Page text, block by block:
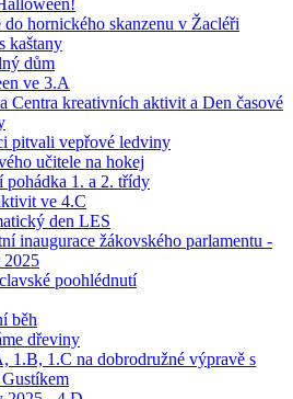
do hornického skanzenu v Žacléři
kaštany
dům
ve 3.A
Centra kreativních aktivit a Den časové
pitvali vepřové ledviny
učitele na hokej
pohádka 1. a 2. třídy
ve 4.C
den LES
inaugurace žákovského parlamentu -
2025
poohlédnutí
běh
dřeviny
1.B, 1.C na dobrodružné výpravě s